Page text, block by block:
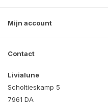
Mijn account
Contact
Livialune
Scholtieskamp 5
7961 DA